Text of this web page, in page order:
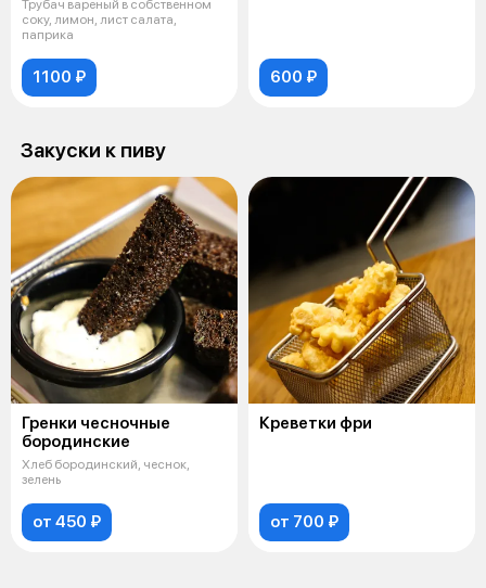
Трубач вареный в собственном
соку, лимон, лист салата,
паприка
1100 ₽ 600 ₽
Закуски к пиву
Гренки чесночные
бородинские
Хлеб бородинский, чеснок,
зелень
от 450 ₽
Креветки фри
от 700 ₽